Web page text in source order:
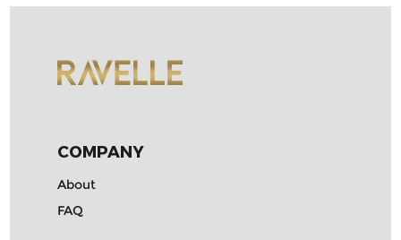
COMPANY
About
FAQ